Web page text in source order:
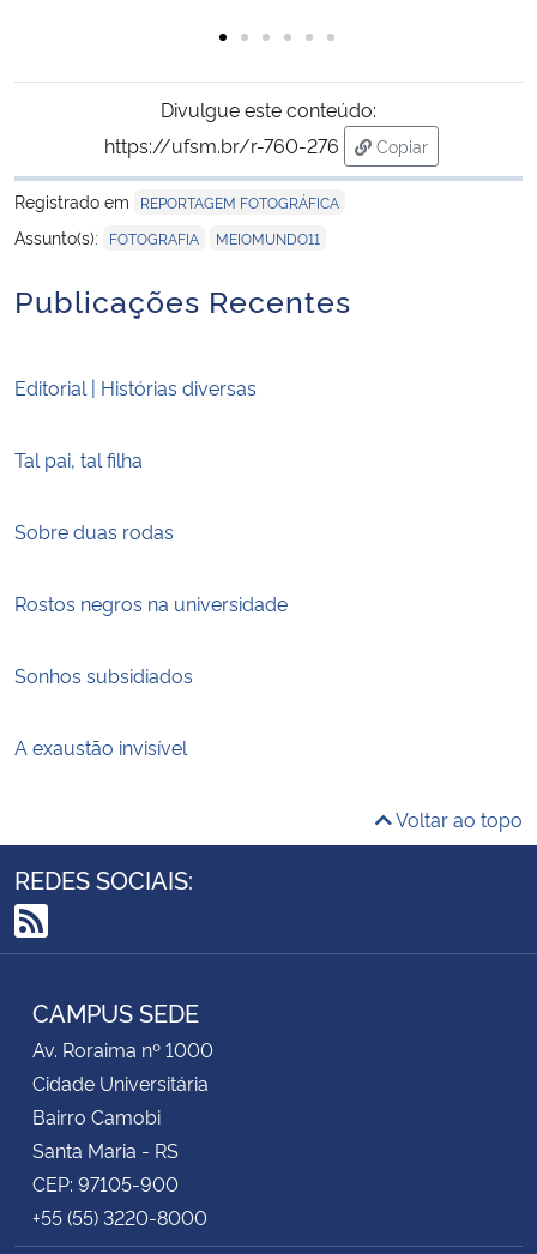
Divulgue este conteúdo:
https://ufsm.br/r-760-276
Copiar
para área de
Registrado em
REPORTAGEM FOTOGRÁFICA
Assunto(s): FOTOGRAFIA MEIOMUNDO11
Publicações Recentes
Editorial | Histórias diversas
Tal pai, tal filha
Sobre duas rodas
Rostos negros na universidade
Sonhos subsidiados
A exaustão invisível
Voltar ao topo
REDES SOCIAIS:
RSS
CAMPUS SEDE
Av. Roraima nº 1000
Cidade Universitária
Bairro Camobi
Santa Maria - RS
CEP: 97105-900
+55 (55) 3220-8000